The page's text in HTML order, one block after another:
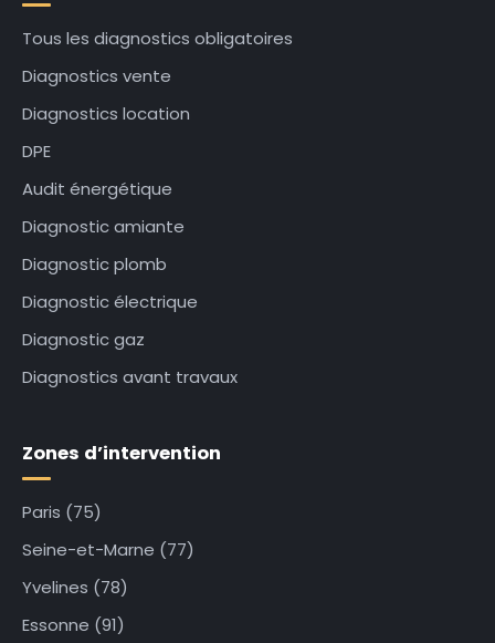
Tous les diagnostics obligatoires
Diagnostics vente
Diagnostics location
DPE
Audit énergétique
Diagnostic amiante
Diagnostic plomb
Diagnostic électrique
Diagnostic gaz
Diagnostics avant travaux
Zones d’intervention
Paris (75)
Seine-et-Marne (77)
Yvelines (78)
Essonne (91)